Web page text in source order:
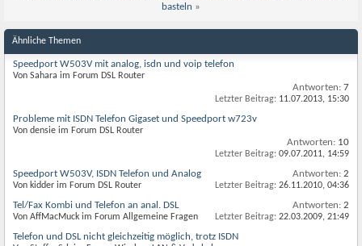
basteln »
Ähnliche Themen
Speedport W503V mit analog, isdn und voip telefon
Von Sahara im Forum DSL Router
Antworten: 7
Letzter Beitrag: 11.07.2013, 15:30
Probleme mit ISDN Telefon Gigaset und Speedport w723v
Von densie im Forum DSL Router
Antworten: 10
Letzter Beitrag: 09.07.2011, 14:59
Speedport W503V, ISDN Telefon und Analog
Von kidder im Forum DSL Router
Antworten: 2
Letzter Beitrag: 26.11.2010, 04:36
Tel/Fax Kombi und Telefon an anal. DSL
Von AffMacMuck im Forum Allgemeine Fragen
Antworten: 2
Letzter Beitrag: 22.03.2009, 21:49
Telefon und DSL nicht gleichzeitig möglich, trotz ISDN